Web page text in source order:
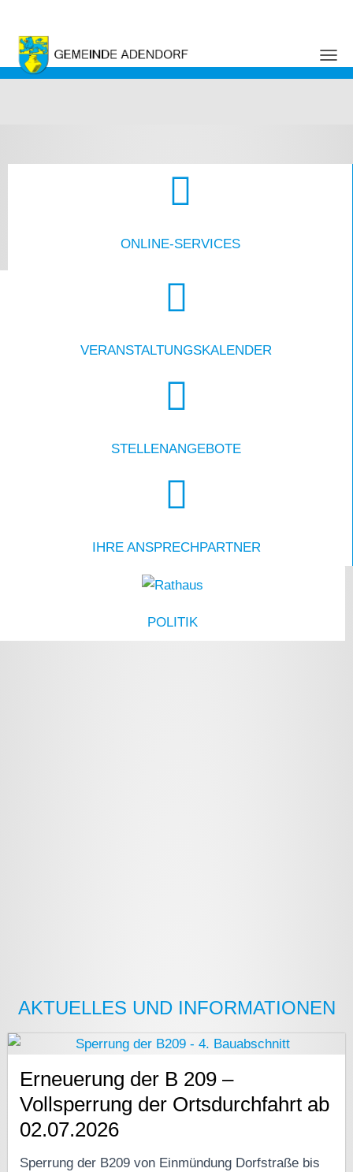
Startseite - Gemeinde
ONLINE-SERVICES
VERANSTALTUNGS­KALENDER
STELLEN­­ANGEBOTE
IHRE ANSPRECH­­PARTNER
POLITIK
AKTUELLES UND INFORMATIONEN
Erneuerung der B 209 –
Vollsperrung der Ortsdurchfahrt ab
02.07.2026
Sperrung der B209 von Einmündung Dorfstraße bis